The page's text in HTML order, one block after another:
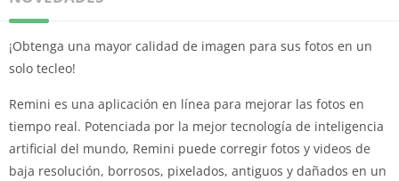
¡Obtenga una mayor calidad de imagen para sus fotos en un
solo tecleo!
Remini es una aplicación en línea para mejorar las fotos en
tiempo real. Potenciada por la mejor tecnología de inteligencia
artificial del mundo, Remini puede corregir fotos y videos de
baja resolución, borrosos, pixelados, antiguos y dañados en un